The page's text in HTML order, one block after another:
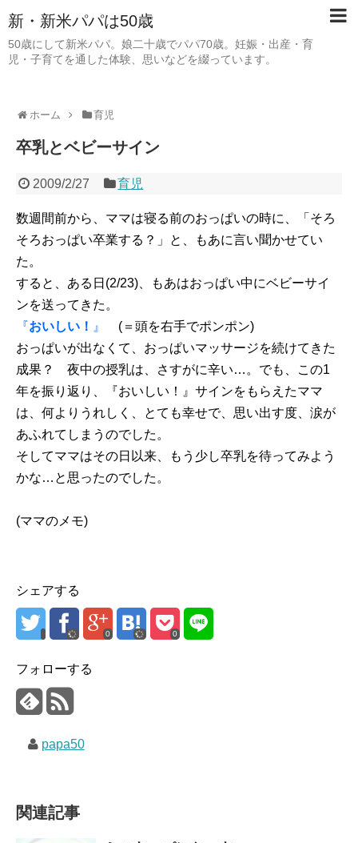
新・新米パパは50歳
50歳にして新米パパ。娘二十歳でパパ70歳。妊娠・出産・育
児・子育てを通した体験、思いなどを綴っています。
ホーム 育児
卒乳とベビーサイン
2009/2/27 育児
数週間前から、ママは寝る前のおっぱいの時に、「そろ
そろおっぱい卒業する？」と、もあに言い聞かせてい
た。
すると、ある日(2/23)、もあはおっぱい中にベビーサイ
ンを送ってきた。
『おいしい！ 』
(＝頭を右手でポンポン)
おっぱいが出なくて、おっぱいマッサージを続けてきた
成果？ 夜中の授乳は、さすがに辛い…。でも、この1
年を振り返り、『おいしい！』サインをもらえたママ
は、何よりうれしく、とても幸せで、思い出す度、涙が
あふれてしまうのでした。
そしてママはその日以来、もう少し卒乳を待ってみよう
かな…と思ったのでした。
(ママのメモ)
シェアする
0 0
フォローする
papa50
関連記事